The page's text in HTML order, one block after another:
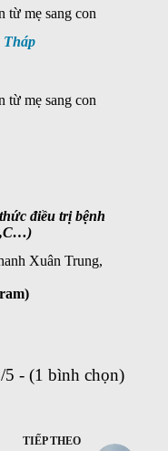
từ mẹ sang con
Tháp
từ mẹ sang con
điều trị bệnh
Xuân Trung,
5 - (1 bình chọn)
TIẾP THEO